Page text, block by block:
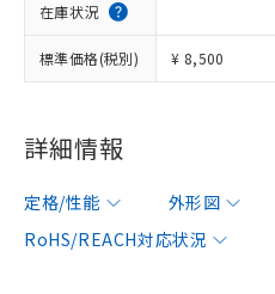
在庫状況
標準価格(税別) ¥ 8,500
詳細情報
定格/性能 外形図
RoHS/REACH対応状況